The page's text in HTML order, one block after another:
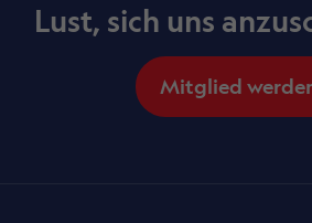
Lust, sich uns
Mitglied